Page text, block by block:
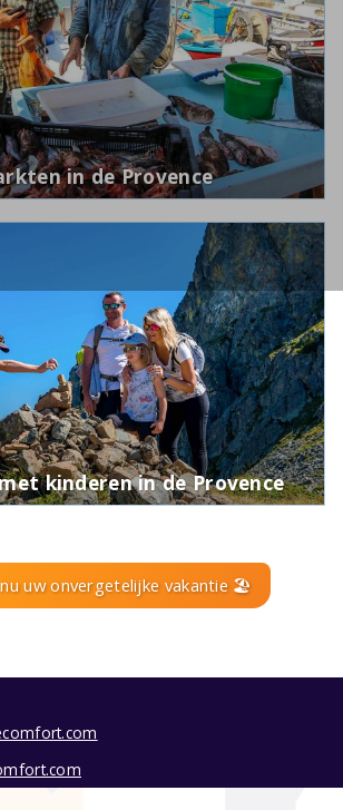
in de Provence
kinderen in de Provence
uw onvergetelijke vakantie 🏖️